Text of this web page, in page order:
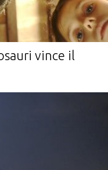
vince il